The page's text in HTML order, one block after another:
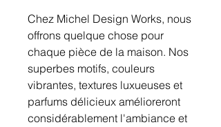
Chez Michel Design Works, nous
offrons quelque chose pour
chaque pièce de la maison. Nos
superbes motifs, couleurs
vibrantes, textures luxueuses et
parfums délicieux amélioreront
considérablement l'ambiance et